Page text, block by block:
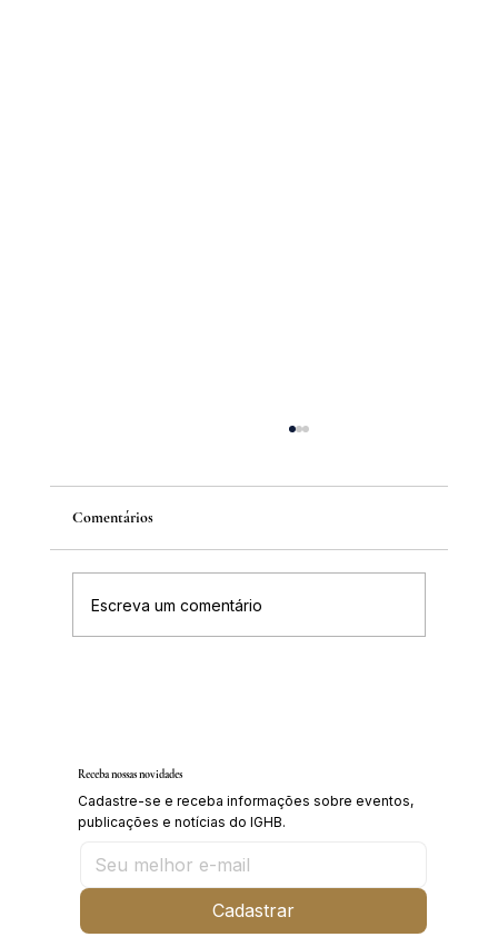
Comentários
Escreva um comentário
Receba nossas novidades
Cadastre-se e receba informações sobre eventos,
publicações e notícias do IGHB.
Cadastrar